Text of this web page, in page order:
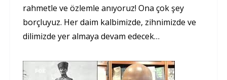
rahmetle ve özlemle anıyoruz! Ona çok şey
borçluyuz. Her daim kalbimizde, zihnimizde ve
dilimizde yer almaya devam edecek…